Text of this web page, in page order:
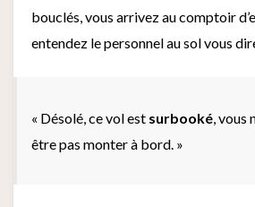
bouclés, vous arrivez au comptoir
entendez le personnel au sol vous
« Désolé, ce vol est surbooké ,
être pas monter à bord. »